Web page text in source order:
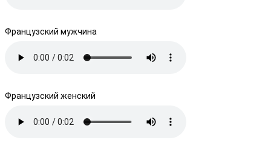
Французский мужчина
Французский женский